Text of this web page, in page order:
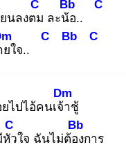
นลงตม
C
ละน้อ
Bb
..
C
ยใจ..
C Bb C
ไปไอ้คนเจ้า
Dm
ชู้
หัว
C
ใจ ฉันไม่ต้อง
Bb
การ